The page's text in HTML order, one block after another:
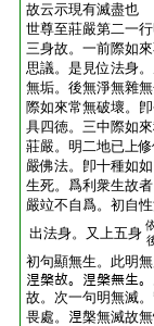
故云示現有滅盡也
世尊至莊嚴第二一
三身故。一前際如
思議。是見位法身
無垢。後無淨無雜
際如來常無破壞。
具四徳。三中際如
莊嚴。明二地已上
嚴佛法。卽十種如
生死。爲利衆生故
嚴竝不自爲。初自
出法身。又上五身
初句顯無生。此明
𣵀槃故。𣵀槃無生
故。次一句明無滅
畏處。𣵀槃無滅故